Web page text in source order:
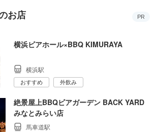
お店 PR
横浜ビアホール×BBQ KIMURAYA
横浜駅
おすすめ 外飲み
絶景屋上BBQビアガーデン BACK YARD
みなとみらい店
馬車道駅